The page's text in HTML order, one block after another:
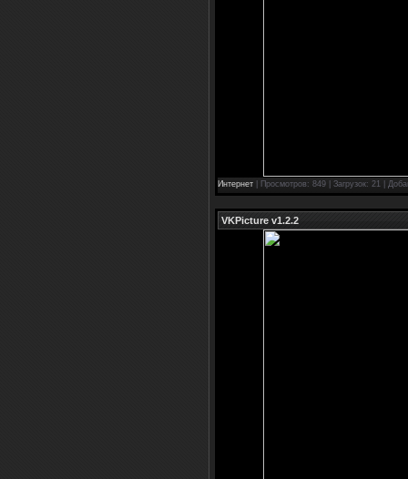
Интернет | Просмотров: 849 | Загрузок: 21 |
VKPicture v1.2.2